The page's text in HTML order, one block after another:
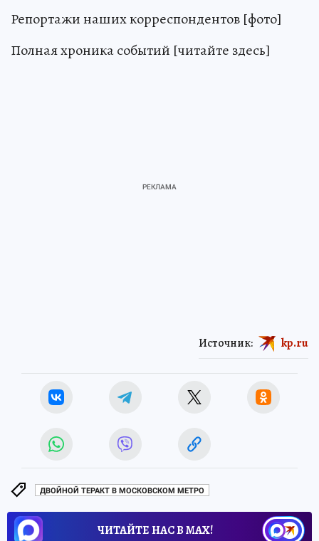
Репортажи наших корреспондентов [фото]
Полная хроника событий [читайте здесь]
Источник: kp.ru
ДВОЙНОЙ ТЕРАКТ В МОСКОВСКОМ МЕТРО
ЧИТАЙТЕ НАС В МАХ!